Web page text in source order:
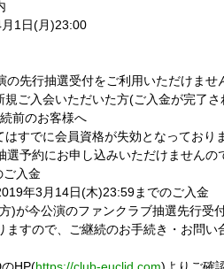
1日(月)23:00
先行抽選受付をご利用いただけませ
ご入会いただいた方(ご入金が完了さ
前のお客様へ
すでに会員資格が失効となっており
予約にお申し込みいただけませんの
入金
年3月14日(木)23:59までのご入金
)が今公演のファンクラブ抽選先行受
すので、ご継続のお手続き・お問